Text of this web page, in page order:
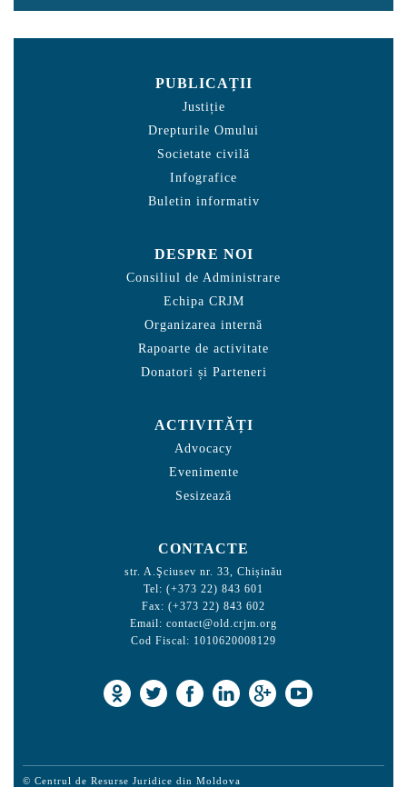
PUBLICAȚII
Justiție
Drepturile Omului
Societate civilă
Infografice
Buletin informativ
DESPRE NOI
Consiliul de Administrare
Echipa CRJM
Organizarea internă
Rapoarte de activitate
Donatori și Parteneri
ACTIVITĂȚI
Advocacy
Evenimente
Sesizează
CONTACTE
str. A.Şciusev nr. 33, Chișinău
Tel: (+373 22) 843 601
Fax: (+373 22) 843 602
Email: contact@old.crjm.org
Cod Fiscal: 1010620008129
© Centrul de Resurse Juridice din Moldova